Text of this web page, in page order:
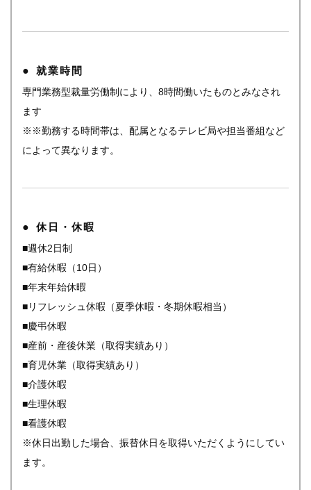
就業時間
専門業務型裁量労働制により、8時間働いたものとみなされ
ます
※※勤務する時間帯は、配属となるテレビ局や担当番組など
によって異なります。
休日・休暇
■週休2日制
■有給休暇（10日）
■年末年始休暇
■リフレッシュ休暇（夏季休暇・冬期休暇相当）
■慶弔休暇
■産前・産後休業（取得実績あり）
■育児休業（取得実績あり）
■介護休暇
■生理休暇
■看護休暇
※休日出勤した場合、振替休日を取得いただくようにしてい
ます。